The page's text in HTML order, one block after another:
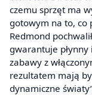
czemu sprzęt ma
gotowym na to, co
Redmond
gwarantuje płynny
zabawy z
rezultatem mają
dynamiczne